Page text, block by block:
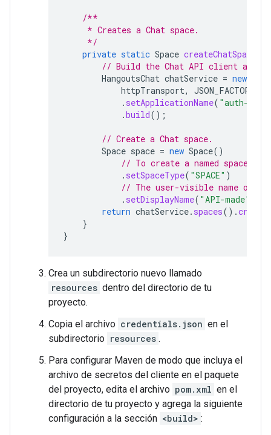
/**
     * Creates a Chat space.
     */
private static Space createChatSpace
// Build the Chat API client and
HangoutsChat chatService = new
httpTransport, JSON_FACTORY
. setApplicationName( "auth-
.build();
// Create a Chat space.
Space space = new Space()
// To create a named space, set
. setSpaceType( "SPACE" )
// The user-visible name of
. setDisplayName( "API-made"
return chatService. spaces().create
}
}
Crea un subdirectorio nuevo llamado
resources dentro del directorio de tu
proyecto.
Copia el archivo credentials.json en el
subdirectorio resources .
Para configurar Maven de modo que incluya el
archivo de secretos del cliente en el paquete
del proyecto, edita el archivo pom.xml en el
directorio de tu proyecto y agrega la siguiente
configuración a la sección <build> :